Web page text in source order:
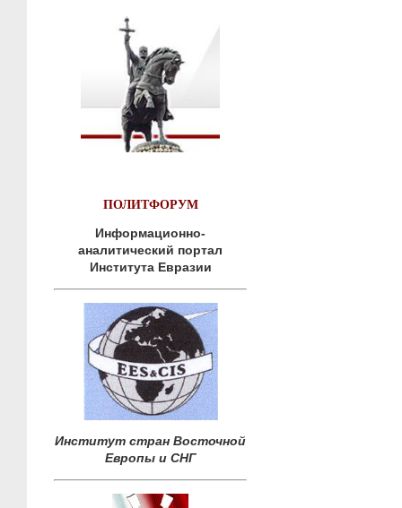
ПОЛИТФОРУМ
Информационно-
аналитический портал
Института Евразии
Институт стран Восточной
Европы и СНГ